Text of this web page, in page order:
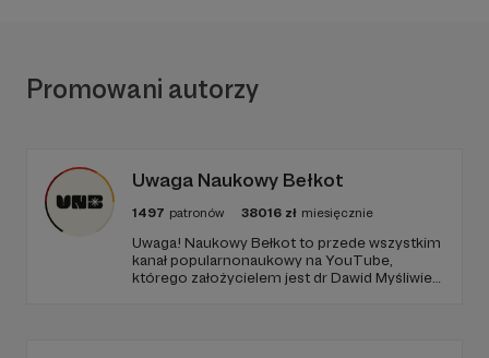
Promowani autorzy
Uwaga Naukowy Bełkot
1497 patronów 38016 zł miesięcznie
Uwaga! Naukowy Bełkot to przede wszystkim
kanał popularnonaukowy na YouTube,
którego założycielem jest dr Dawid Myśliwiec.